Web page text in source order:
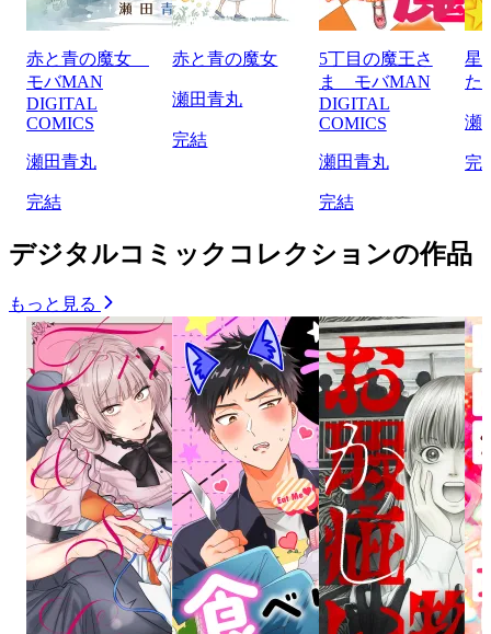
赤と青の魔女
モバMAN
DIGITAL
COMICS
瀬田青丸
完結
赤と青の魔女
瀬田青丸
完結
5丁目の魔王さ
ま モバMAN
DIGITAL
COMICS
瀬田青丸
完結
星
た
瀬
完
デジタルコミックコレクションの作品
もっと見る